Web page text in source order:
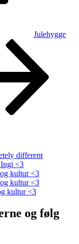
Julehygge
different
<3
kultur <3
kultur <3
kultur <3
og følg